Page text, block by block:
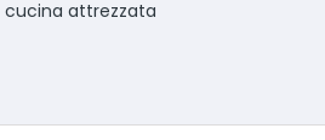
cucina attrezzata